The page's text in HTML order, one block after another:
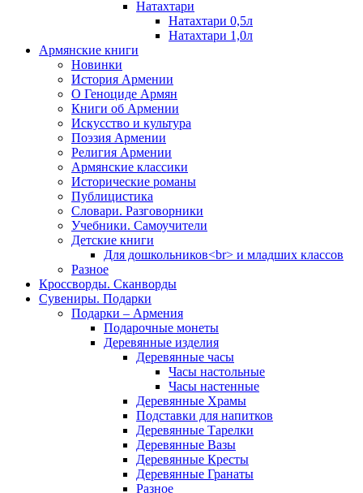
Натахтари
Натахтари 0,5л
Натахтари 1,0л
Армянские книги
Новинки
История Армении
О Геноциде Армян
Книги об Армении
Иcкусство и культура
Поэзия Армении
Религия Армении
Армянские классики
Исторические романы
Публицистика
Словари. Разговорники
Учебники. Самоучители
Детские книги
Для дошкольников<br> и младших классов
Разное
Кроссворды. Сканворды
Сувениры. Подарки
Подарки – Армения
Подарочные монеты
Деревянные изделия
Деревянные часы
Часы настольные
Часы настенные
Деревянные Храмы
Подставки для напитков
Деревянные Тарелки
Деревянные Вазы
Деревянные Кресты
Деревянные Гранаты
Разное